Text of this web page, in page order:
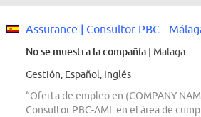
Assurance | Consultor PBC -
No se muestra la compañía | Malaga
Gestión, Español, Inglés
“Oferta de empleo en (COMPANY
Consultor PBC-AML en el área de